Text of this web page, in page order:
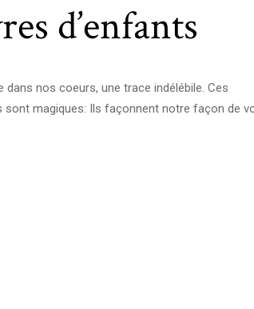
d’enfants
nos coeurs, une trace indélébile. Ces
magiques: Ils façonnent notre façon de